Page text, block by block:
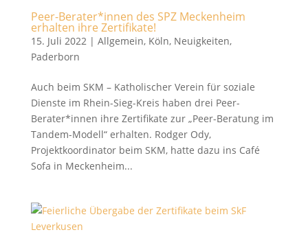
Peer-Berater*innen des SPZ Meckenheim
erhalten ihre Zertifikate!
15. Juli 2022| Allgemein, Köln, Neuigkeiten,
Paderborn
Auch beim SKM – Katholischer Verein für soziale
Dienste im Rhein-Sieg-Kreis haben drei Peer-
Berater*innen ihre Zertifikate zur „Peer-Beratung im
Tandem-Modell“ erhalten. Rodger Ody,
Projektkoordinator beim SKM, hatte dazu ins Café
Sofa in Meckenheim...